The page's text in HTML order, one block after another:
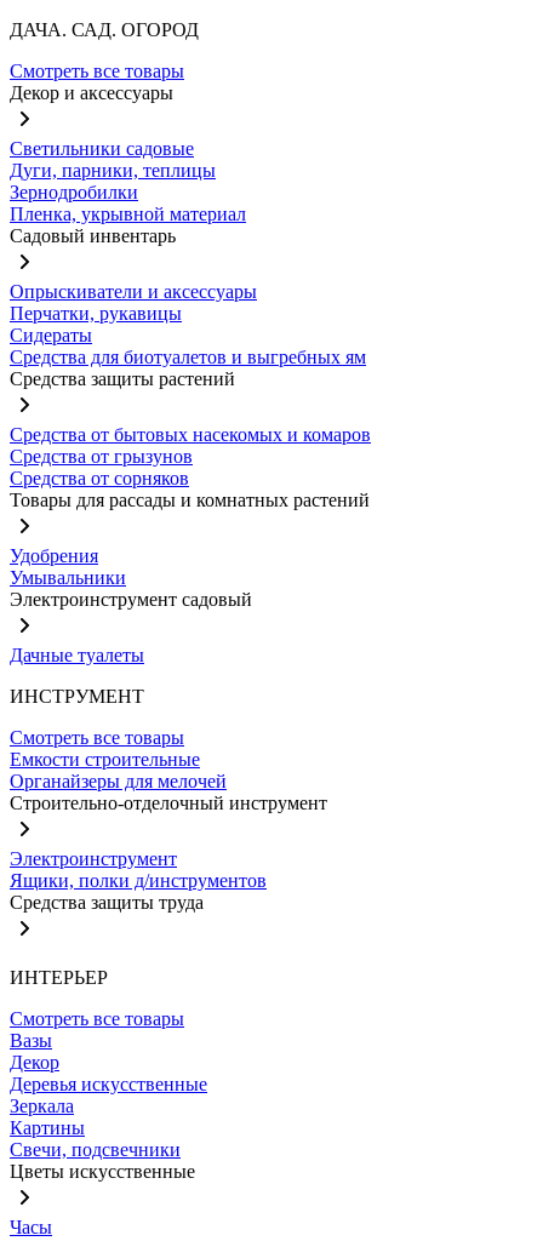
ДАЧА. САД. ОГОРОД
Смотреть все товары
Декор и аксессуары
Светильники садовые
Дуги, парники, теплицы
Зернодробилки
Пленка, укрывной материал
Садовый инвентарь
Опрыскиватели и аксессуары
Перчатки, рукавицы
Сидераты
Средства для биотуалетов и выгребных ям
Средства защиты растений
Средства от бытовых насекомых и комаров
Средства от грызунов
Средства от сорняков
Товары для рассады и комнатных растений
Удобрения
Умывальники
Электроинструмент садовый
Дачные туалеты
ИНСТРУМЕНТ
Смотреть все товары
Емкости строительные
Органайзеры для мелочей
Строительно-отделочный инструмент
Электроинструмент
Ящики, полки д/инструментов
Средства защиты труда
ИНТЕРЬЕР
Смотреть все товары
Вазы
Декор
Деревья искусственные
Зеркала
Картины
Свечи, подсвечники
Цветы искусственные
Часы